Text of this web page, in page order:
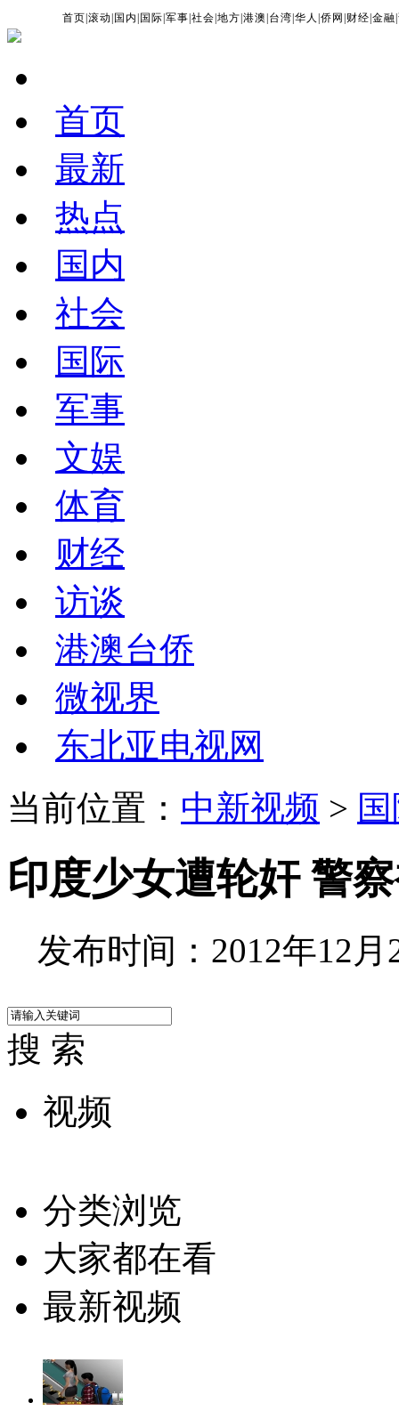
首页 |滚动 国内 国际 |军事 |社会 |地方 |港澳 台湾 |华人 |侨网 财经 |金融 |
首页
最新
热点
国内
社会
国际
军事
文娱
体育
财经
访谈
港澳台侨
微视界
东北亚电视网
当前位置： 中新视频 >
印度少女遭轮奸 警
发布时间：2012年12月
搜 索
视频
分类浏览
大家都在看
最新视频